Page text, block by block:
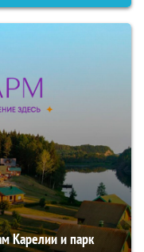
Карелии и парк